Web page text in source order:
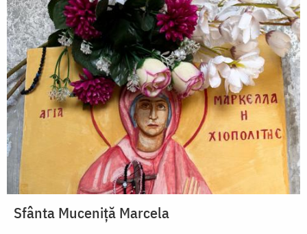
Sfânta Muceniță Marcela